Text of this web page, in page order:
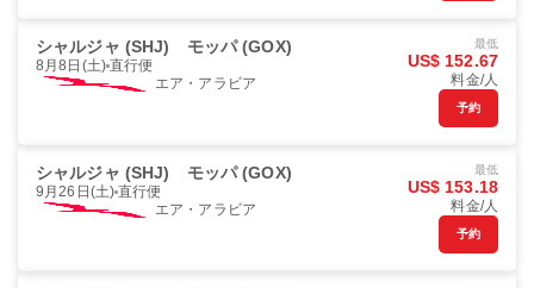
シャルジャ (SHJ) モッパ (GOX)
8月8日(土) 直行便
エア・アラビア
最低
US$ 152.67
料金/人
予約
シャルジャ (SHJ) モッパ (GOX)
9月26日(土) 直行便
エア・アラビア
最低
US$ 153.18
料金/人
予約